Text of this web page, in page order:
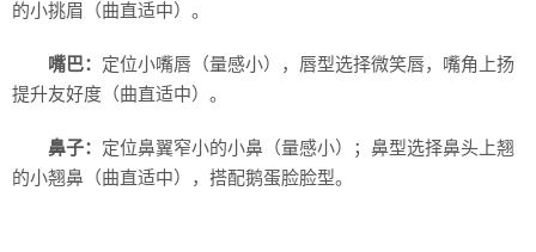
的小挑眉（曲直适中）。
嘴巴： 定位小嘴唇（量感小），唇型选择微笑唇，嘴角上扬
提升友好度（曲直适中）。
鼻子： 定位鼻翼窄小的小鼻（量感小）；鼻型选择鼻头上翘
的小翘鼻（曲直适中），搭配鹅蛋脸脸型。